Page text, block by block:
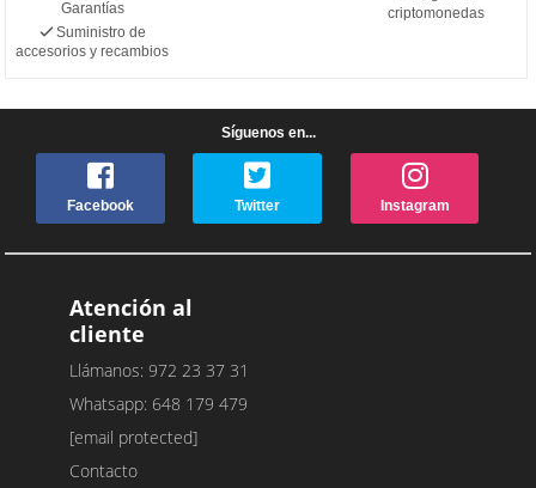
Garantías
Suministro de
accesorios y recambios
criptomonedas
Síguenos en...
Facebook Twitter Instagram
Atención al
cliente
Llámanos: 972 23 37 31
Whatsapp: 648 179 479
[email protected]
Contacto